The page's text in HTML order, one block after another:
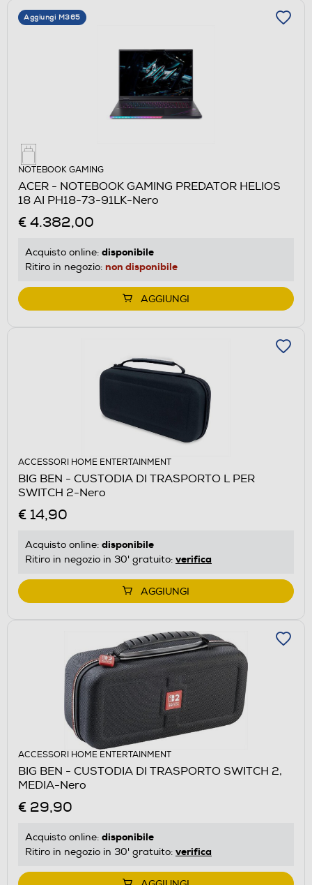
Aggiungi M365
NOTEBOOK GAMING
ACER - NOTEBOOK GAMING PREDATOR HELIOS
18 AI PH18-73-91LK-Nero
€ 4.382,00
Acquisto online: disponibile
Ritiro in negozio: non disponibile
AGGIUNGI
ACCESSORI HOME ENTERTAINMENT
BIG BEN - CUSTODIA DI TRASPORTO L PER
SWITCH 2-Nero
€ 14,90
Acquisto online: disponibile
Ritiro in negozio in 30' gratuito: verifica
AGGIUNGI
ACCESSORI HOME ENTERTAINMENT
BIG BEN - CUSTODIA DI TRASPORTO SWITCH 2,
MEDIA-Nero
€ 29,90
Acquisto online: disponibile
Ritiro in negozio in 30' gratuito: verifica